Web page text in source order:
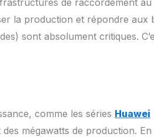
de raccordement
la production et répondre aux
sont absolument critiques.
comme les séries Huawei
mégawatts de production.